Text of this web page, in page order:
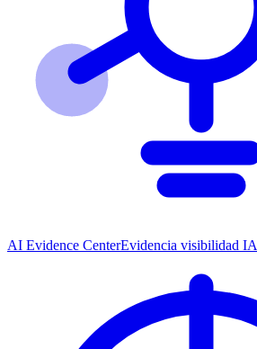
AI Evidence CenterEvidencia visibilidad IA